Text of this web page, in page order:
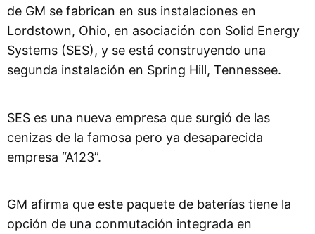
de GM se fabrican en sus instalaciones en
Lordstown, Ohio, en asociación con Solid Energy
Systems (SES), y se está construyendo una
segunda instalación en Spring Hill, Tennessee.
SES es una nueva empresa que surgió de las
cenizas de la famosa pero ya desaparecida
empresa “A123”.
GM afirma que este paquete de baterías tiene la
opción de una conmutación integrada en